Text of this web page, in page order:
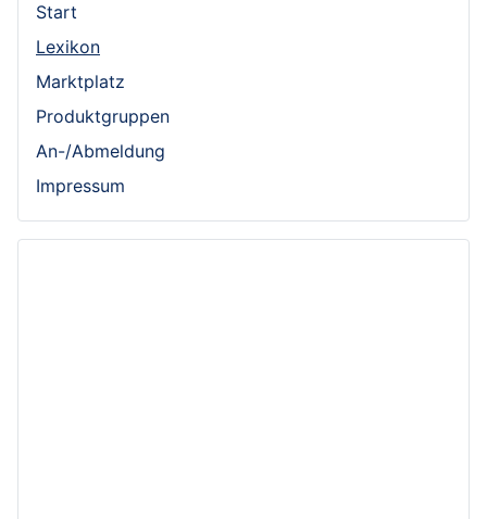
Start
Lexikon
Marktplatz
Produktgruppen
An-/Abmeldung
Impressum